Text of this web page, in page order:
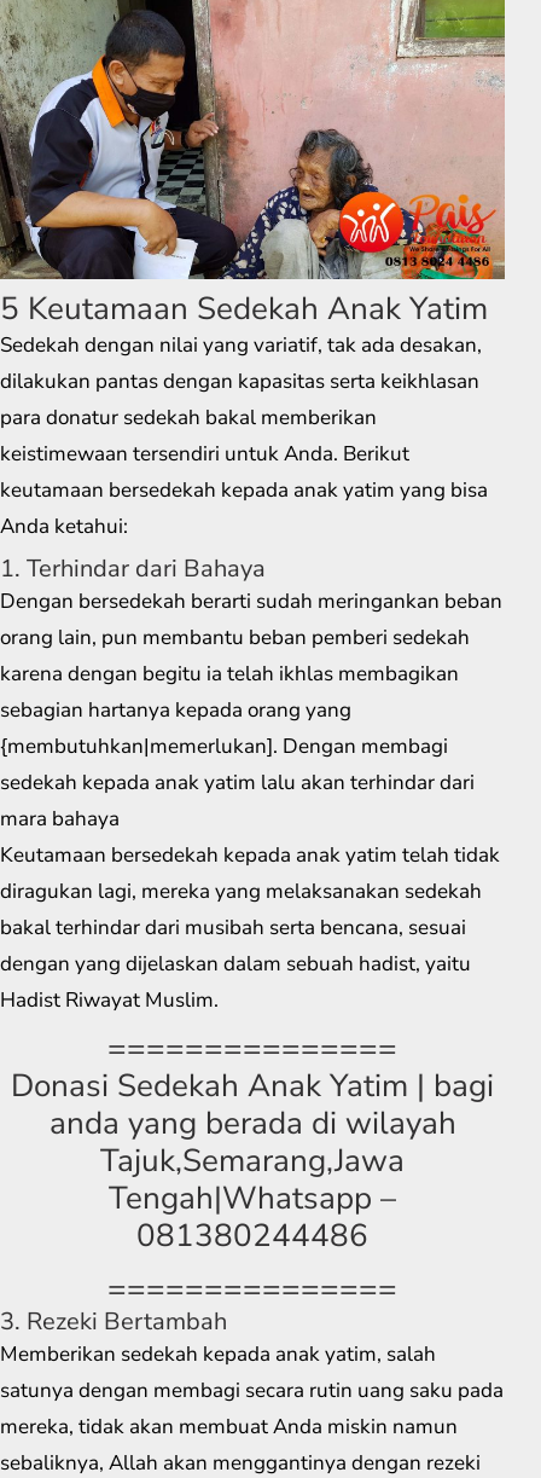
5 Keutamaan Sedekah Anak Yatim
Sedekah dengan nilai yang variatif, tak ada desakan,
dilakukan pantas dengan kapasitas serta keikhlasan
para donatur sedekah bakal memberikan
keistimewaan tersendiri untuk Anda. Berikut
keutamaan bersedekah kepada anak yatim yang bisa
Anda ketahui:
1. Terhindar dari Bahaya
Dengan bersedekah berarti sudah meringankan beban
orang lain, pun membantu beban pemberi sedekah
karena dengan begitu ia telah ikhlas membagikan
sebagian hartanya kepada orang yang
{membutuhkan|memerlukan]. Dengan membagi
sedekah kepada anak yatim lalu akan terhindar dari
mara bahaya
Keutamaan bersedekah kepada anak yatim telah tidak
diragukan lagi, mereka yang melaksanakan sedekah
bakal terhindar dari musibah serta bencana, sesuai
dengan yang dijelaskan dalam sebuah hadist, yaitu
Hadist Riwayat Muslim.
===============
Donasi Sedekah Anak Yatim | bagi
anda yang berada di wilayah
Tajuk,Semarang,Jawa
Tengah|Whatsapp –
081380244486
===============
3. Rezeki Bertambah
Memberikan sedekah kepada anak yatim, salah
satunya dengan membagi secara rutin uang saku pada
mereka, tidak akan membuat Anda miskin namun
sebaliknya, Allah akan menggantinya dengan rezeki